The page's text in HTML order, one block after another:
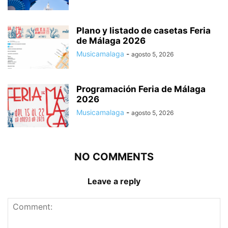
Plano y listado de casetas Feria
de Málaga 2026
Musicamalaga - agosto 5, 2026
Programación Feria de Málaga
2026
Musicamalaga - agosto 5, 2026
NO COMMENTS
Leave a reply